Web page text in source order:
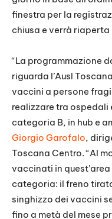
finestra per la
chiusa e verrà
“La programmazione
riguarda l’Ausl
vaccini a persone
realizzare tra
categoria B, in hub e
Giorgio Garofalo,
Toscana Centro. “Al
vaccinati in
categoria: il freno
singhizzo dei vaccini
fino a metà del mese